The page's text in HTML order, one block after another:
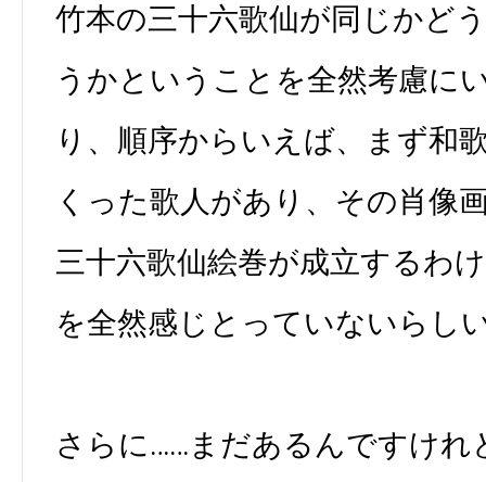
竹本の三十六歌仙が同じかど
うかということを全然考慮に
り、順序からいえば、まず和
くった歌人があり、その肖像
三十六歌仙絵巻が成立するわ
を全然感じとっていないらし
さらに……まだあるんですけれ